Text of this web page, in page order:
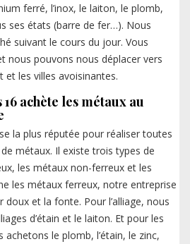
ferré, l’inox, le laiton, le plomb,
ses états (barre de fer…). Nous
suivant le cours du jour. Vous
nous pouvons nous déplacer vers
les villes avoisinantes.
achète les métaux au
la plus réputée pour réaliser toutes
métaux. Il existe trois types de
les métaux non-ferreux et les
les métaux ferreux, notre entreprise
doux et la fonte. Pour l’alliage, nous
d’étain et le laiton. Et pour les
le plomb, l’étain, le zinc,